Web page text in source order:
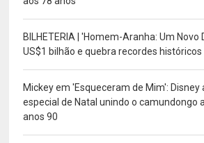
BILHETERIA | 'Homem-Aranha: Um Novo
US$1 bilhão e quebra recordes
Mickey em 'Esqueceram de Mim': Disney
especial de Natal unindo o camundongo
anos 90